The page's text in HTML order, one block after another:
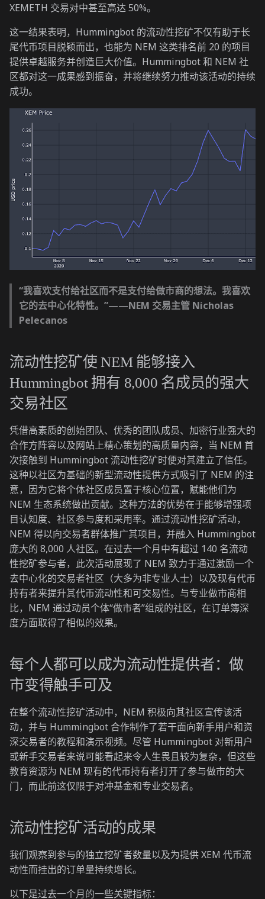
XEMETH 交易对中甚至高达 50%。
这一结果表明，Hummingbot 的流动性挖矿不仅有助于长
尾代币项目脱颖而出，也能为 NEM 这类排名前 20 的项目
提供卓越服务并创造巨大价值。Hummingbot 和 NEM 社
区都对这一成果感到振奋，并将继续努力推动该活动的持续
成功。
“我喜欢支付给社区而不是支付给做市商的想法。我喜欢
它的去中心化特性。”——NEM 交易主管 Nicholas
Pelecanos
流动性挖矿使 NEM 能够接入
Hummingbot 拥有 8,000 名成员的强大
交易社区
凭借高素质的创始团队、优秀的团队成员、加密行业强大的
合作方阵容以及网站上精心策划的高质量内容，当 NEM 首
次接触到 Hummingbot 流动性挖矿时便对其建立了信任。
这种以社区为基础的新型流动性提供方式吸引了 NEM 的注
意，因为它将个体社区成员置于核心位置，赋能他们为
NEM 生态系统做出贡献。这种方法的优势在于能够增强项
目认知度、社区参与度和采用率。通过流动性挖矿活动，
NEM 得以向交易者群体推广其项目，并融入 Hummingbot
庞大的 8,000 人社区。在过去一个月中有超过 140 名流动
性挖矿参与者，此次活动展现了 NEM 致力于通过激励一个
去中心化的交易者社区（大多为非专业人士）以及现有代币
持有者来提升其代币流动性和可交易性。与专业做市商相
比，NEM 通过动员个体“做市者”组成的社区，在订单簿深
度方面取得了相似的效果。
每个人都可以成为流动性提供者：做
市变得触手可及
在整个流动性挖矿活动中，NEM 积极向其社区宣传该活
动，并与 Hummingbot 合作制作了若干面向新手用户和资
深交易者的教程和演示视频。尽管 Hummingbot 对新用户
或新手交易者来说可能看起来令人生畏且较为复杂，但这些
教育资源为 NEM 现有的代币持有者打开了参与做市的大
门，而此前这仅限于对冲基金和专业交易者。
流动性挖矿活动的成果
我们观察到参与的独立挖矿者数量以及为提供 XEM 代币流
动性而挂出的订单量持续增长。
以下是过去一个月的一些关键指标：